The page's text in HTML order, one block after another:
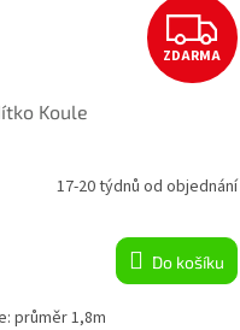
Z
D
R
M
A
ZDARMA
Koule
17-20 týdnů od objednání
Do košíku
průměr 1,8m